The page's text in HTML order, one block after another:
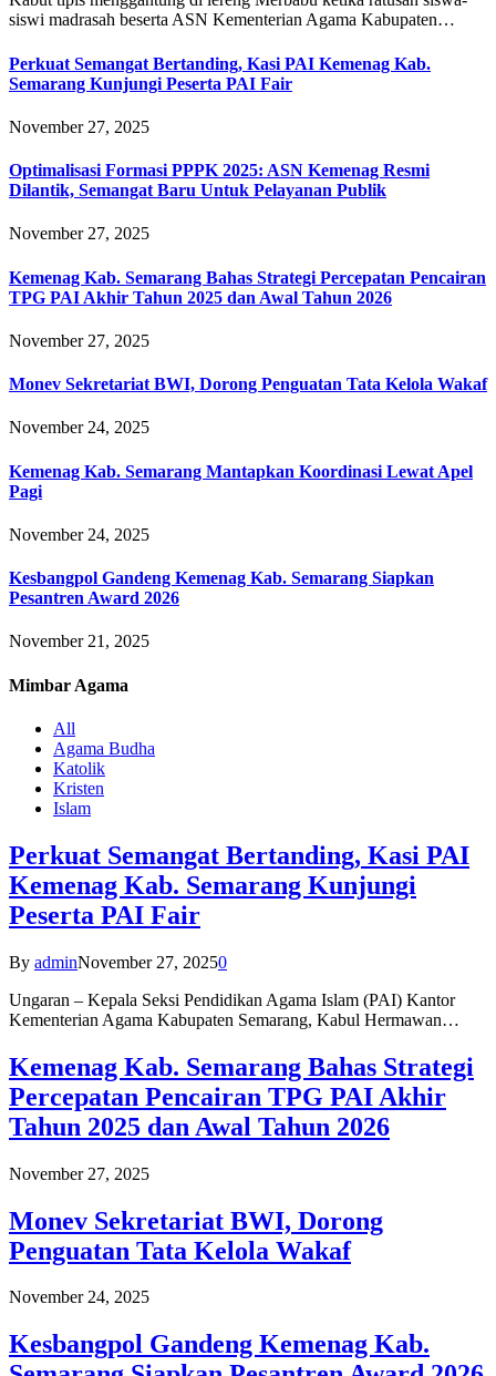
siswi madrasah beserta ASN Kementerian Agama Kabupaten…
Perkuat Semangat Bertanding, Kasi PAI Kemenag Kab.
Semarang Kunjungi Peserta PAI Fair
November 27, 2025
Optimalisasi Formasi PPPK 2025: ASN Kemenag Resmi
Dilantik, Semangat Baru Untuk Pelayanan Publik
November 27, 2025
Kemenag Kab. Semarang Bahas Strategi Percepatan Pencairan
TPG PAI Akhir Tahun 2025 dan Awal Tahun 2026
November 27, 2025
Monev Sekretariat BWI, Dorong Penguatan Tata Kelola Wakaf
November 24, 2025
Kemenag Kab. Semarang Mantapkan Koordinasi Lewat Apel
Pagi
November 24, 2025
Kesbangpol Gandeng Kemenag Kab. Semarang Siapkan
Pesantren Award 2026
November 21, 2025
Mimbar Agama
All
Agama Budha
Katolik
Kristen
Islam
Perkuat Semangat Bertanding, Kasi PAI
Kemenag Kab. Semarang Kunjungi
Peserta PAI Fair
By adminNovember 27, 20250
Ungaran – Kepala Seksi Pendidikan Agama Islam (PAI) Kantor
Kementerian Agama Kabupaten Semarang, Kabul Hermawan…
Kemenag Kab. Semarang Bahas Strategi
Percepatan Pencairan TPG PAI Akhir
Tahun 2025 dan Awal Tahun 2026
November 27, 2025
Monev Sekretariat BWI, Dorong
Penguatan Tata Kelola Wakaf
November 24, 2025
Kesbangpol Gandeng Kemenag Kab.